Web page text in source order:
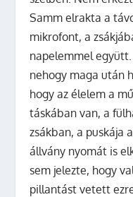
Samm elrakta a
mikrofont, a
napelemmel
nehogy maga után
hogy az élelem a
táskában van, a
zsákban, a puskája
állvány nyomát is
sem jelezte, hogy
pillantást vetett